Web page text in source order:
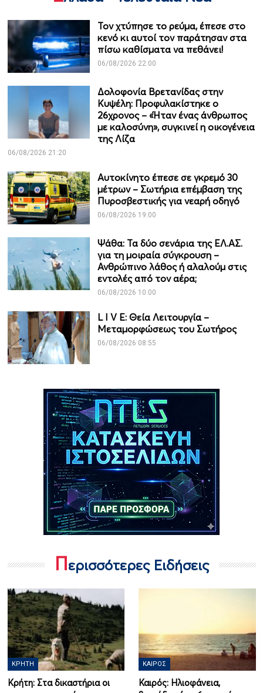
Τον χτύπησε το ρεύμα, έπεσε στο
κενό κι αυτοί τον παράτησαν στα
πίσω καθίσματα να πεθάνει!
06/08/2026 22:00
Δολοφονία Βρετανίδας στην
Κυψέλη: Προφυλακίστηκε ο
26χρονος – «Ήταν ένας άνθρωπος
με καλοσύνη», συγκινεί η οικογένεια
της Λίζα
06/08/2026 21:20
Αυτοκίνητο έπεσε σε γκρεμό 30
μέτρων – Σωτήρια επέμβαση της
Πυροσβεστικής για νεαρή οδηγό
06/08/2026 19:00
Ψάθα: Τα δύο σενάρια της ΕΛ.ΑΣ.
για τη μοιραία σύγκρουση –
Ανθρώπινο λάθος ή αλαλούμ στις
εντολές από τον αέρα;
06/08/2026 10:00
L I V E: Θεία Λειτουργία –
Μεταμορφώσεως του Σωτήρος
06/08/2026 08:55
Περισσότερες Ειδήσεις
ΚΡΉΤΗ
Κρήτη: Στα δικαστήρια οι
ΚΑΙΡΌΣ
Καιρός: Ηλιοφάνεια,